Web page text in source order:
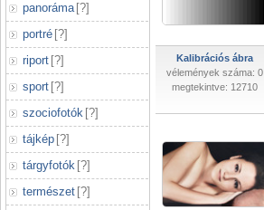
panoráma [?]
portré [?]
riport [?]
sport [?]
szociofotók [?]
tájkép [?]
tárgyfotók [?]
természet [?]
Kalibrációs ábra
vélemények száma: 0
megtekintve: 12710